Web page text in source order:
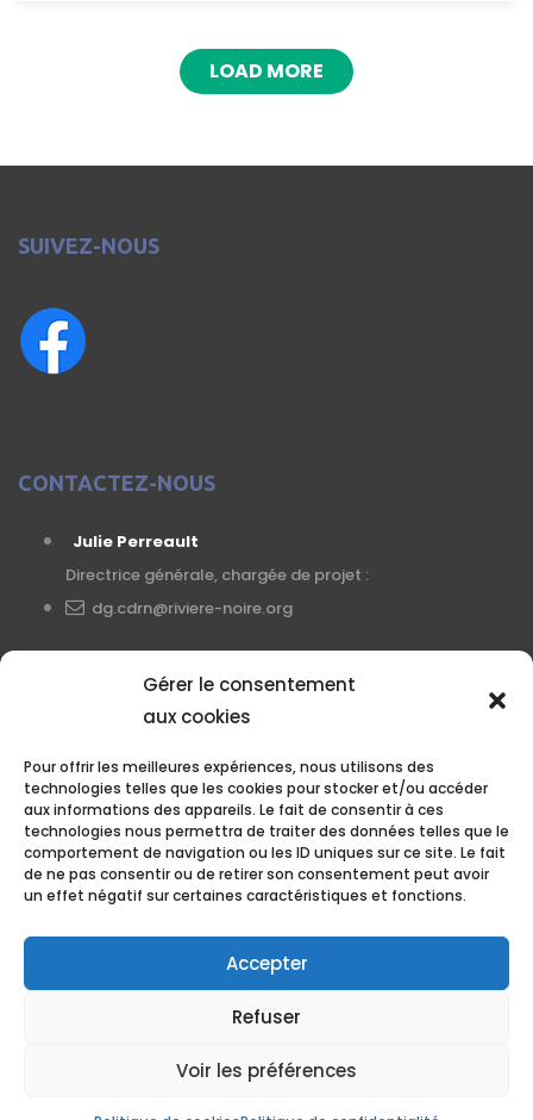
Gérer le consentement
aux cookies
Pour offrir les meilleures expériences, nous utilisons des
technologies telles que les cookies pour stocker et/ou accéder
aux informations des appareils. Le fait de consentir à ces
technologies nous permettra de traiter des données telles que le
comportement de navigation ou les ID uniques sur ce site. Le fait
de ne pas consentir ou de retirer son consentement peut avoir
un effet négatif sur certaines caractéristiques et fonctions.
Accepter
Refuser
Voir les préférences
LOAD MORE
SUIVEZ-NOUS
CONTACTEZ-NOUS
Julie Perreault
Directrice générale, chargée de projet :
dg.cdrn@riviere-noire.org
Corporation de développement
de la rivière Noire (CDRN)
26 rue du Marché,
Roxton Falls, QC
la rivière Noire (CDRN) , Tous droits réservés.